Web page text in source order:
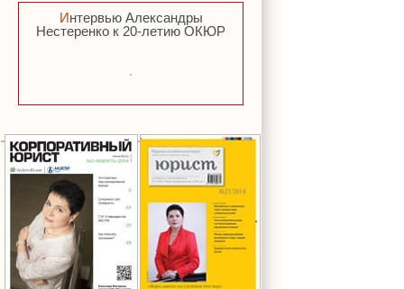
Интервью Александры
Нестеренко к 20-летию ОКЮР